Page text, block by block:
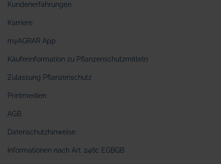
Kundenerfahrungen
Karriere
myAGRAR App
Käuferinformation zu Pflanzenschutzmitteln
Zulassung Pflanzenschutz
Printmedien
AGB
Datenschutzhinweise
Informationen nach Art. 246c EGBGB